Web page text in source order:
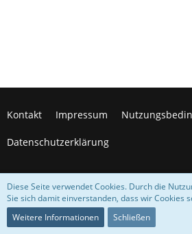
Kontakt Impressum
Datenschutzerklärung
Medienverwaltung:EasyMedia,
© 2012-2026 Perspektive
Diese Seite verwendet Cookies. Durch die
Sie sich damit einverstanden, dass wir Cookies
Weitere Informationen
Schließen